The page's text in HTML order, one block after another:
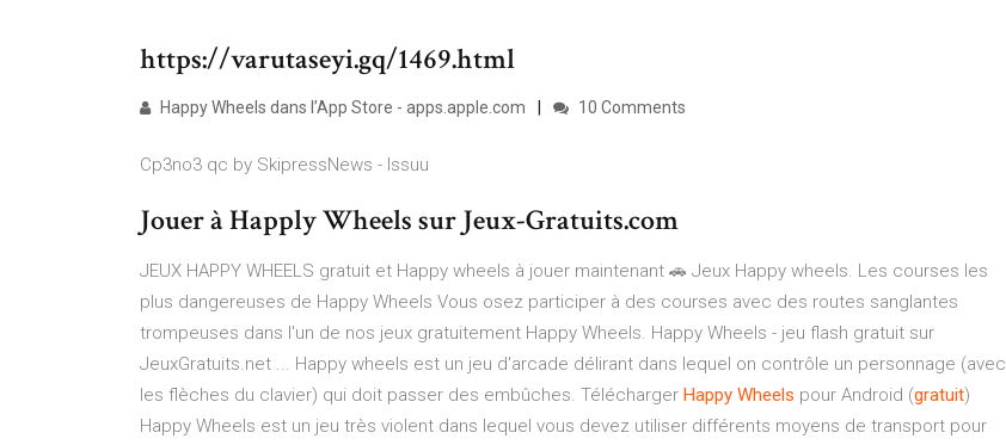
https://varutaseyi.gq/1469.html
‎Happy Wheels dans l’App Store - apps.apple.com 10 Comments
Cp3no3 qc by SkipressNews - Issuu
Jouer à Happly Wheels sur Jeux-Gratuits.com
JEUX HAPPY WHEELS gratuit et Happy wheels à jouer maintenant 🚗 Jeux Happy wheels. Les courses les
plus dangereuses de Happy Wheels Vous osez participer à des courses avec des routes sanglantes
trompeuses dans l'un de nos jeux gratuitement Happy Wheels. Happy Wheels - jeu flash gratuit sur
JeuxGratuits.net ... Happy wheels est un jeu d'arcade délirant dans lequel on contrôle un personnage (avec
les flèches du clavier) qui doit passer des embûches. Télécharger Happy Wheels pour Android (gratuit)
Happy Wheels est un jeu très violent dans lequel vous devez utiliser différents moyens de transport pour